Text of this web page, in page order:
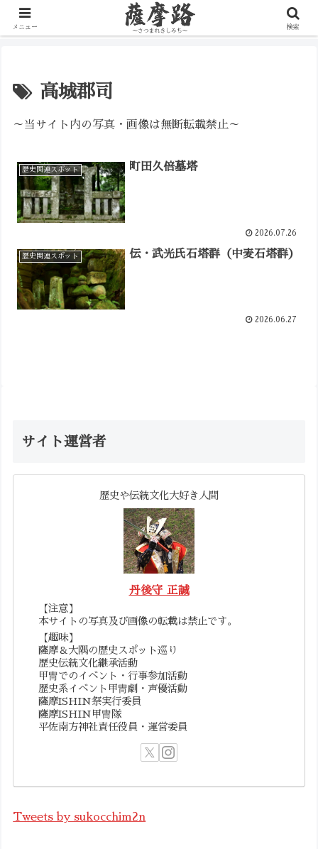
写真で辿る薩摩の歴史路
高城郡司
～当サイト内の写真・画像は無断転載禁止～
歴史関連スポット 町田久倍墓塔
2026.07.26
歴史関連スポット 伝・武光氏石塔群（中麦石塔群）
2026.06.27
サイト運営者
歴史や伝統文化大好き人間
丹後守 正誠
【注意】
本サイトの写真及び画像の転載は禁止です。
【趣味】
薩摩＆大隅の歴史スポット巡り
歴史伝統文化継承活動
甲冑でのイベント・行事参加活動
歴史系イベント甲冑劇・声優活動
薩摩ISHIN祭実行委員
薩摩ISHIN甲冑隊
平佐南方神社責任役員・運営委員
Tweets by sukocchim2n
メニュー 検索